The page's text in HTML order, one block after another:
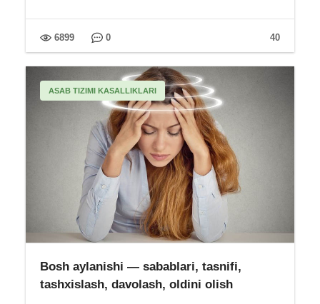
40
6899 0
ASAB TIZIMI KASALLIKLARI
Bosh aylanishi — sabablari, tasnifi,
tashxislash, davolash, oldini olish